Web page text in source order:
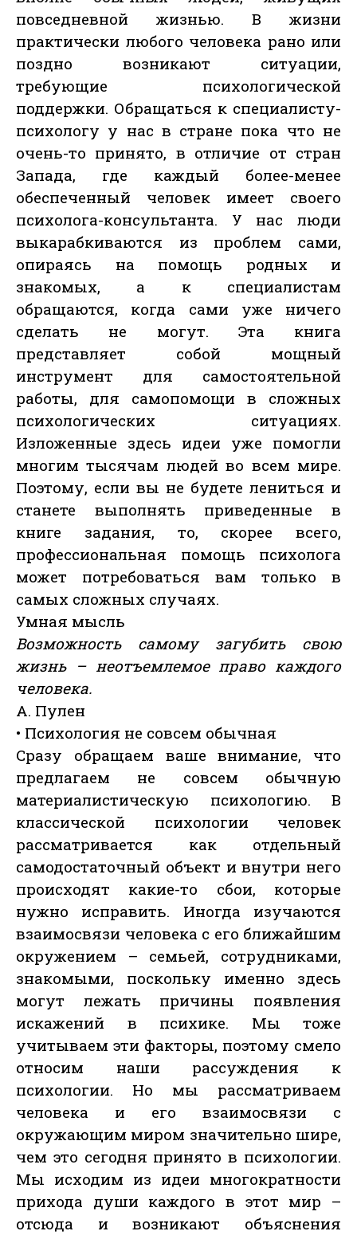
повседневной жизнью. В жизни
практически любого человека рано или
поздно возникают ситуации,
требующие психологической
поддержки. Обращаться к специалисту-
психологу у нас в стране пока что не
очень-то принято, в отличие от стран
Запада, где каждый более-менее
обеспеченный человек имеет своего
психолога-консультанта. У нас люди
выкарабкиваются из проблем сами,
опираясь на помощь родных и
знакомых, а к специалистам
обращаются, когда сами уже ничего
сделать не могут. Эта книга
представляет собой мощный
инструмент для самостоятельной
работы, для самопомощи в сложных
психологических ситуациях.
Изложенные здесь идеи уже помогли
многим тысячам людей во всем мире.
Поэтому, если вы не будете лениться и
станете выполнять приведенные в
книге задания, то, скорее всего,
профессиональная помощь психолога
может потребоваться вам только в
самых сложных случаях.
Умная мысль
Возможность самому загубить свою
жизнь – неотъемлемое право каждого
человека.
А. Пулен
• Психология не совсем обычная
Сразу обращаем ваше внимание, что
предлагаем не совсем обычную
материалистическую психологию. В
классической психологии человек
рассматривается как отдельный
самодостаточный объект и внутри него
происходят какие-то сбои, которые
нужно исправить. Иногда изучаются
взаимосвязи человека с его ближайшим
окружением – семьей, сотрудниками,
знакомыми, поскольку именно здесь
могут лежать причины появления
искажений в психике. Мы тоже
учитываем эти факторы, поэтому смело
относим наши рассуждения к
психологии. Но мы рассматриваем
человека и его взаимосвязи с
окружающим миром значительно шире,
чем это сегодня принято в психологии.
Мы исходим из идеи многократности
прихода души каждого в этот мир –
отсюда и возникают объяснения